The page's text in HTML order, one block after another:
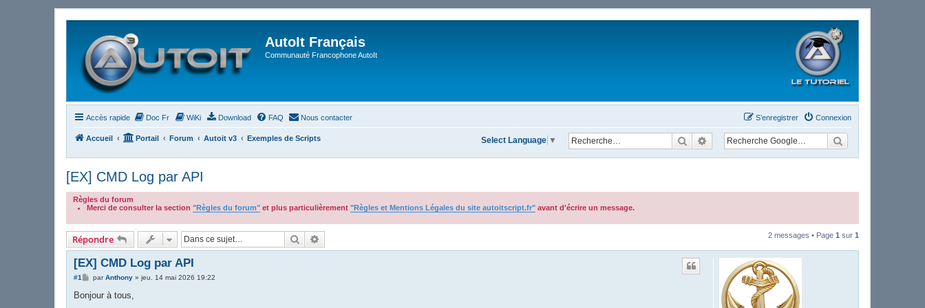
AutoIt Français
Communauté Francophone AutoIt
Accès rapide Doc Fr WiKi Download FAQ Nous contacter Connexion
S’enregistrer
Accueil Portail Forum Autoit v3 Exemples de Scripts RechercherRecherche avancée
Select Language ▼
[EX] CMD Log par API
Règles du forum
Merci de consulter la section "Règles du forum" et plus particulièrement "Règles et Mentions Légales du site autoitscript.fr" avant d'écrire un message.
Répondre Rechercher 2 messages • Page 1 sur 1
[EX] CMD Log par API
#1
M
s
s
parAnthony» jeu. 14 mai 2026 19:22
Bonjour à tous,